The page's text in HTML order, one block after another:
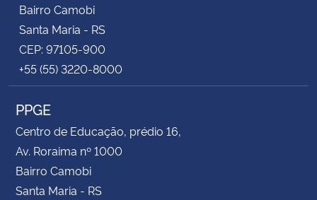
Bairro Camobi
Santa Maria - RS
CEP: 97105-900
+55 (55) 3220-8000
PPGE
Centro de Educação, prédio 16,
Av. Roraima nº 1000
Bairro Camobi
Santa Maria - RS